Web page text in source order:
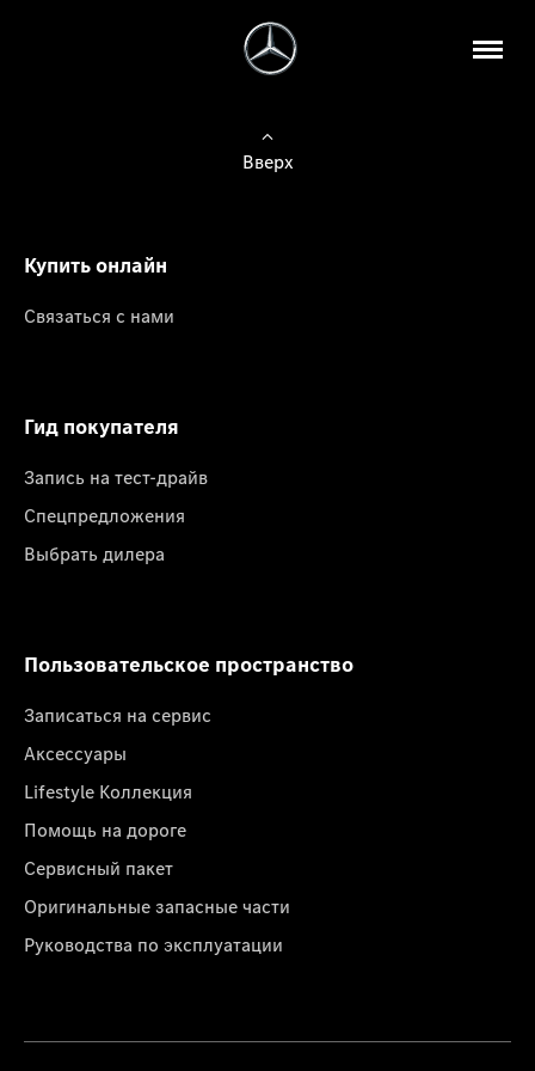
Вверх
Купить онлайн
Связаться с нами
Гид покупателя
Запись на тест-драйв
Спецпредложения
Выбрать дилера
Пользовательское пространство
Записаться на сервис
Аксессуары
Lifestyle Коллекция
Помощь на дороге
Сервисный пакет
Оригинальные запасные части
Руководства по эксплуатации